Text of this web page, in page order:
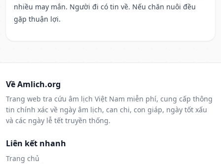
nhiều may mắn. Người đi có tin về. Nếu chăn nuôi đều
gặp thuận lợi.
Về Amlich.org
Trang web tra cứu âm lịch Việt Nam miễn phí, cung cấp thông
tin chính xác về ngày âm lịch, can chi, con giáp, ngày tốt xấu
và các ngày lễ tết truyền thống.
Liên kết nhanh
Trang chủ